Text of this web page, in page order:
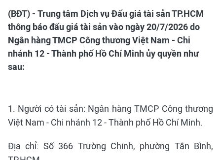
(BĐT) - Trung tâm Dịch vụ Đấu giá tài sản TP.HCM
thông báo đấu giá tài sản vào ngày 20/7/2026 do
Ngân hàng TMCP Công thương Việt Nam - Chi
nhánh 12 - Thành phố Hồ Chí Minh ủy quyền như
sau:
1. Người có tài sản: Ngân hàng TMCP Công thương
Việt Nam - Chi nhánh 12 - Thành phố Hồ Chí Minh.
Địa chỉ: Số 366 Trường Chinh, phường Tân Bình,